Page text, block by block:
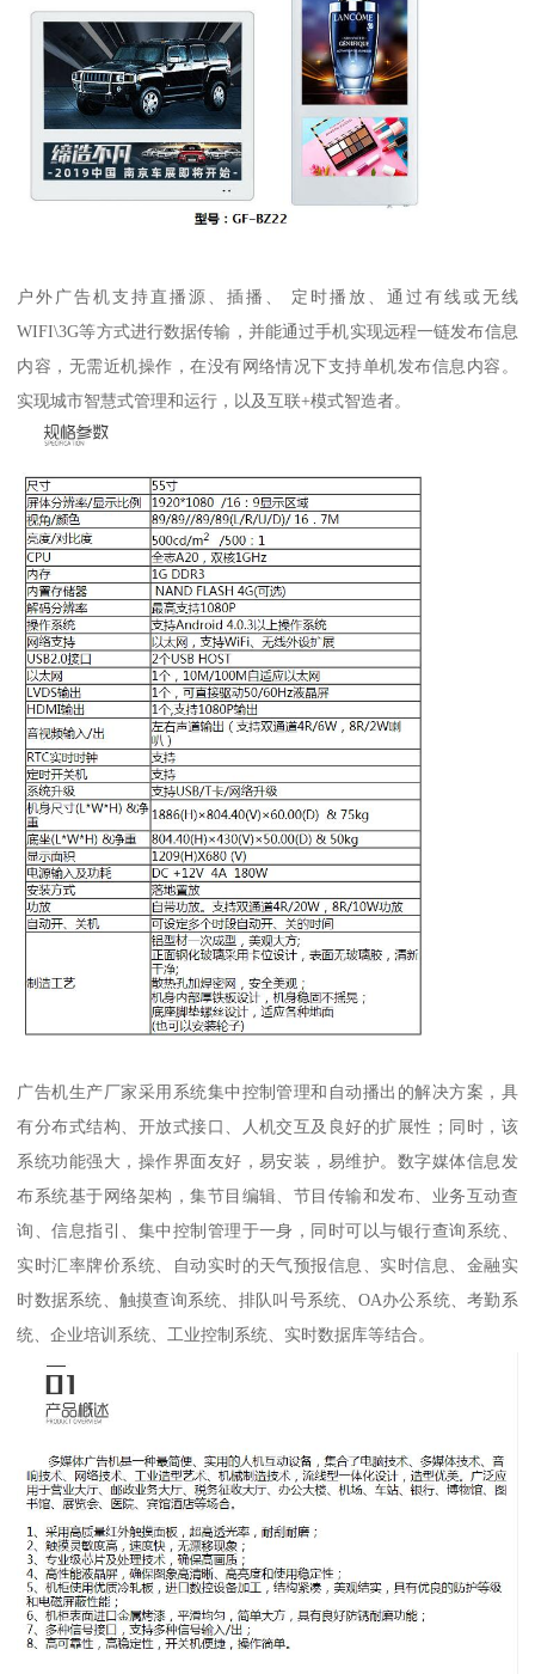
户外广告机支持直播源、插播、 定时播放、通过有线或无线
WIFI\3G等方式进行数据传输，并能通过手机实现远程一链发布信息
内容，无需近机操作，在没有网络情况下支持单机发布信息内容。
实现城市智慧式管理和运行，以及互联+模式智造者。
广告机生产厂家采用系统集中控制管理和自动播出的解决方案，具
有分布式结构、开放式接口、人机交互及良好的扩展性；同时，该
系统功能强大，操作界面友好，易安装，易维护。数字媒体信息发
布系统基于网络架构，集节目编辑、节目传输和发布、业务互动查
询、信息指引、集中控制管理于一身，同时可以与银行查询系统、
实时汇率牌价系统、自动实时的天气预报信息、实时信息、金融实
时数据系统、触摸查询系统、排队叫号系统、OA办公系统、考勤系
统、企业培训系统、工业控制系统、实时数据库等结合。